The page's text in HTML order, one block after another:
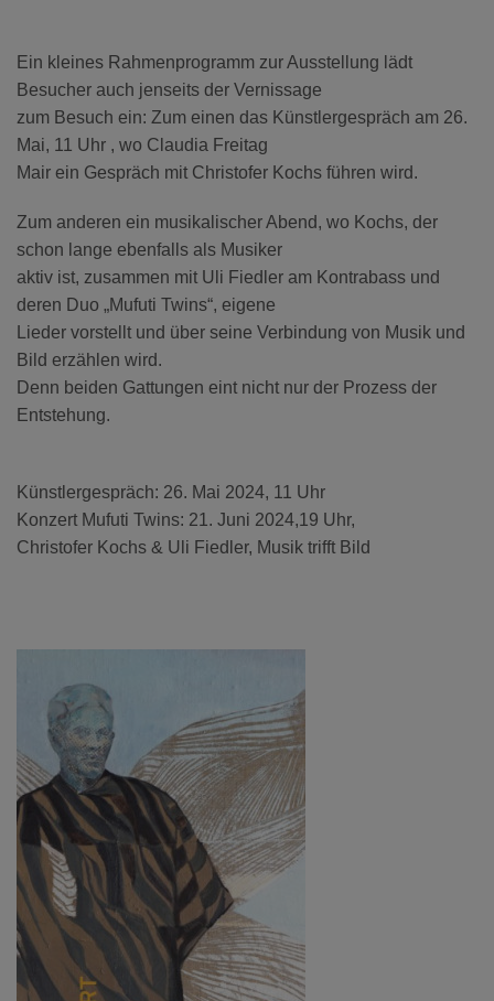
Übertragung an Dritte erfolgt nicht. Wir verwenden die Funktion
AnonymizeIP zur Anonymisierung Ihrer IP-Adresse, so dass diese gekürzt
werden kann.
YouTube / Vimeo
Wir nutzen YouTube im erweiterten Datenschutzmodus. Dieser Modus
bewirkt laut YouTube, dass YouTube keine Informationen über die
Besucher auf dieser Website speichert, bevor diese sich das Video
ansehen.
Eingebundene Inhalte
Optional sind externe Inhalte auf den Seiten dieser Website
oder auch Anwendungen einer externen Website.
Ein kleines Rahmenprogramm zur Ausstellung lädt
Besucher auch jenseits der Vernissage
zum Besuch ein: Zum einen das Künstlergespräch am 26.
Mai, 11 Uhr , wo Claudia Freitag
Mair ein Gespräch mit Christofer Kochs führen wird.
Zum anderen ein musikalischer Abend, wo Kochs, der
schon lange ebenfalls als Musiker
aktiv ist, zusammen mit Uli Fiedler am Kontrabass und
deren Duo „Mufuti Twins“, eigene
Lieder vorstellt und über seine Verbindung von Musik und
Bild erzählen wird.
Denn beiden Gattungen eint nicht nur der Prozess der
Entstehung.
Künstlergespräch: 26. Mai 2024, 11 Uhr
Konzert Mufuti Twins: 21. Juni 2024,19 Uhr,
Christofer Kochs & Uli Fiedler, Musik trifft Bild